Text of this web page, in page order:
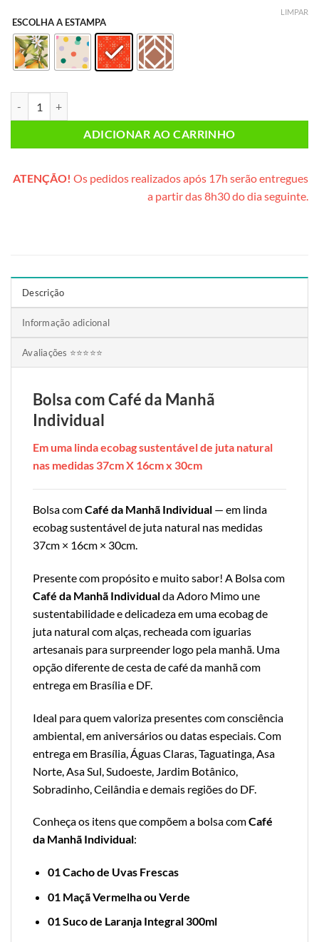
de cliente
ESCOLHA A ESTAMPA
LIMPAR
ADICIONAR AO CARRINHO
ATENÇÃO! Os pedidos realizados após 17h serão entregues
a partir das 8h30 do dia seguinte.
Descrição
Informação adicional
Avaliações ⭐⭐⭐⭐⭐
Bolsa com Café da Manhã
Individual
Em uma linda ecobag sustentável de juta natural
nas medidas 37cm X 16cm x 30cm
Bolsa comCafé da Manhã Individual — em linda
ecobag sustentável de juta natural nas medidas
37cm × 16cm × 30cm.
Presente com propósito e muito sabor! A Bolsa com
Café da Manhã Individualda Adoro Mimo une
sustentabilidade e delicadeza em uma ecobag de
juta natural com alças, recheada com iguarias
artesanais para surpreender logo pela manhã. Uma
opção diferente de cesta de café da manhã com
entrega em Brasília e DF.
Ideal para quem valoriza presentes com consciência
ambiental, em aniversários ou datas especiais. Com
entrega em Brasília, Águas Claras, Taguatinga, Asa
Norte, Asa Sul, Sudoeste, Jardim Botânico,
Sobradinho, Ceilândia e demais regiões do DF.
Conheça os itens que compõem a bolsa comCafé
da Manhã Individual:
01 Cacho de Uvas Frescas
01 Maçã Vermelha ou Verde
01 Suco de Laranja Integral 300ml